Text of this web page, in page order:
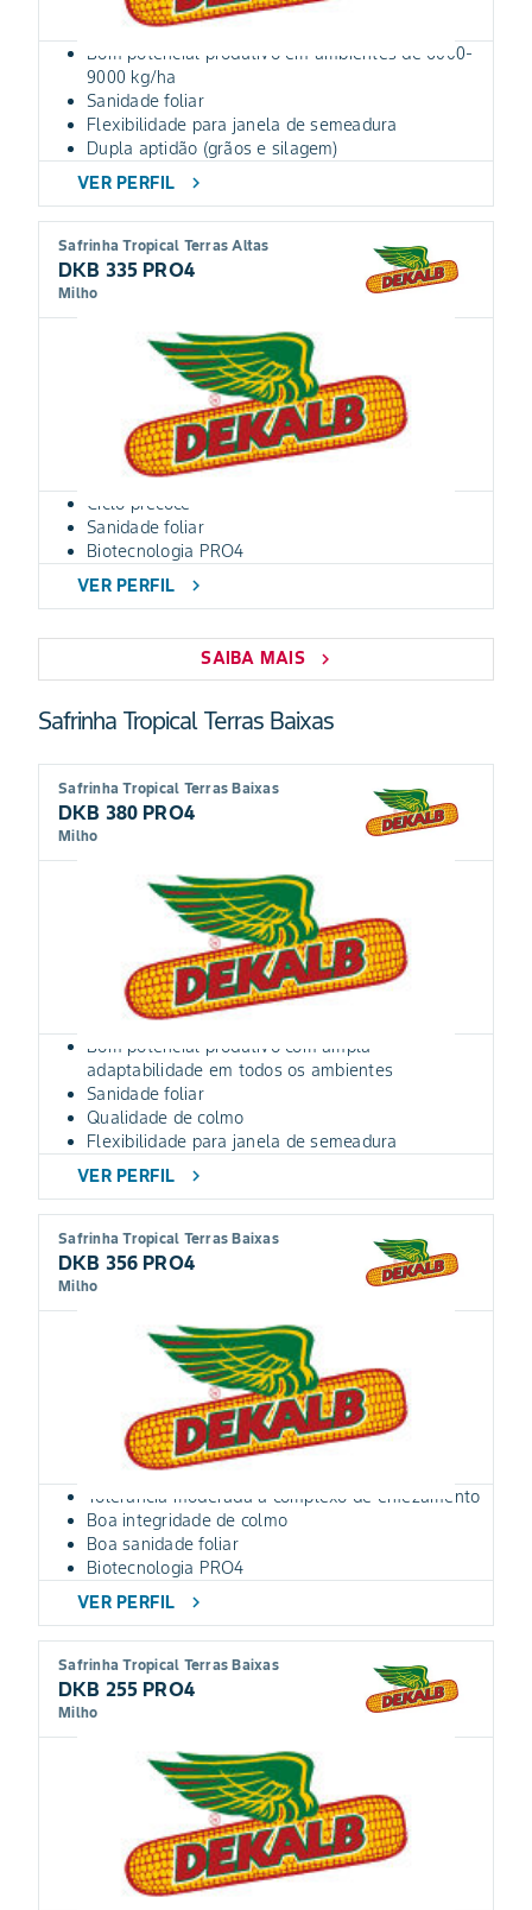
Bom potencial produtivo em ambientes de 6000-
9000 kg/ha
Sanidade foliar
Flexibilidade para janela de semeadura
Dupla aptidão (grãos e silagem)
VER PERFIL
chevron_right
Safrinha Tropical Terras Altas
DKB 335 PRO4
Milho
Ciclo precoce
Sanidade foliar
Biotecnologia PRO4
VER PERFIL
chevron_right
SAIBA MAIS chevron_right
Safrinha Tropical Terras Baixas
Safrinha Tropical Terras Baixas
DKB 380 PRO4
Milho
Bom potencial produtivo com ampla
adaptabilidade em todos os ambientes
Sanidade foliar
Qualidade de colmo
Flexibilidade para janela de semeadura
VER PERFIL
chevron_right
Safrinha Tropical Terras Baixas
DKB 356 PRO4
Milho
Tolerância moderada a complexo de enfezamento
Boa integridade de colmo
Boa sanidade foliar
Biotecnologia PRO4
VER PERFIL
chevron_right
Safrinha Tropical Terras Baixas
DKB 255 PRO4
Milho